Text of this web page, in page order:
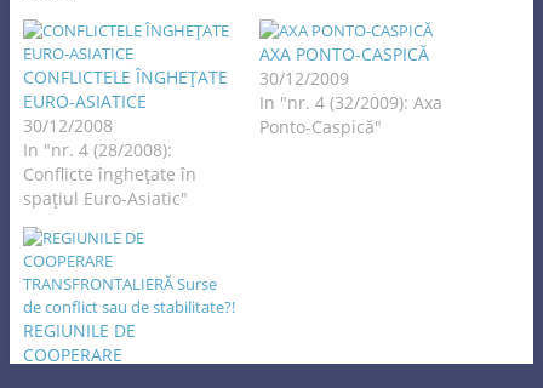
CONFLICTELE ÎNGHEŢATE
EURO-ASIATICE
30/12/2008
In "nr. 4 (28/2008):
Conflicte îngheţate în
spaţiul Euro-Asiatic"
AXA PONTO-CASPICĂ
30/12/2009
In "nr. 4 (32/2009): Axa
Ponto-Caspică"
REGIUNILE DE
COOPERARE